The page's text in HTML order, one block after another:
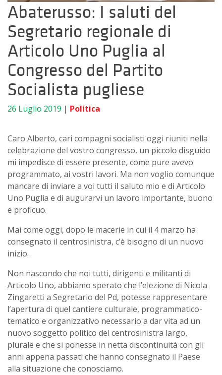
Abaterusso: I saluti del
Segretario regionale di
Articolo Uno Puglia al
Congresso del Partito
Socialista pugliese
26 Luglio 2019 | Politica
Caro Alberto, cari compagni socialisti oggi riuniti nella
celebrazione del vostro congresso, un piccolo disguido
mi impedisce di essere presente, come pure avevo
programmato, ai vostri lavori. Ma non voglio comunque
mancare di inviare a voi tutti il saluto mio e di Articolo
Uno Puglia e di augurarvi un lavoro importante, buono
e proficuo.
Mai come oggi, dopo le macerie in cui il 4 marzo ha
consegnato il centrosinistra, c’è bisogno di un nuovo
inizio.
Non nascondo che noi tutti, dirigenti e militanti di
Articolo Uno, abbiamo sperato che l’elezione di Nicola
Zingaretti a Segretario del Pd, potesse rappresentare
l’apertura di quel cantiere culturale, programmatico-
tematico e organizzativo necessario a dar vita ad un
nuovo soggetto politico del centrosinistra largo,
plurale e che si ponesse in netta discontinuità con gli
anni appena passati che hanno consegnato il Paese
alla situazione che conosciamo.